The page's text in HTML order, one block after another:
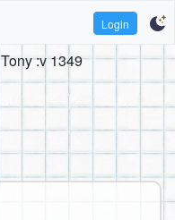
Login
Tony :v 1349